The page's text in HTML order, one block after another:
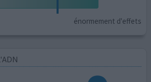
énormement d'effets